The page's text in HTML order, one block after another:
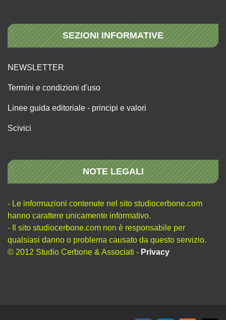
SEZIONI INFORMATIVE
NEWSLETTER
Termini e condizioni d'uso
Linee guida editoriale - principi e valori
Scivici
NOTE LEGALI
- Le informazioni contenute nel sito studiocerbone.com
hanno carattere unicamente informativo.
- Il sito studiocerbone.com non è responsabile per
qualsiasi danno o problema causato da questo servizio.
© 2012 Studio Cerbone & Associati - Privacy